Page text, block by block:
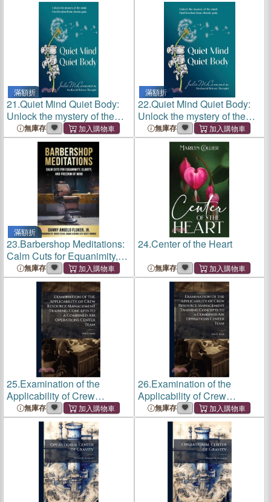
滿額折
21.Quiet Mind Quiet Body:
Unlock the mystery of the
mind. Find freedom from
chronic pain.
無庫存
滿額折
22.Quiet Mind Quiet Body:
Unlock the mystery of the
mind. Find freedom from
chronic pain.
無庫存
滿額折
23.Barbershop Meditations:
Calm Cuts for Equanimity,
Clarity, and Freedom of Mind
無庫存
24.Center of the Heart
無庫存
25.Examination of the
Applicability of Crew
Resource Management
Training Concepts to a
Combined Air Operations
Center Team
無庫存
26.Examination of the
Applicability of Crew
Resource Management
Training Concepts to a
Combined Air Operations
Center Team
無庫存